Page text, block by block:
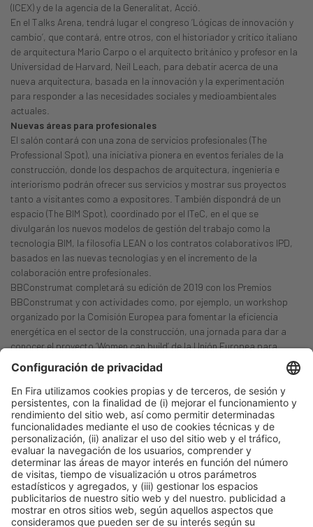
(ICEX) y de la agencia de la Generalitat, Acció.
En el Talks Arena, tendrá lugar el congreso ‘Lógicas de innovación y
cambio’, que contará, entre otros, con el historiador y crítico italiano
de arquitectura Mario Carpo o el arquitecto británico y profesor en la
Universidad de Harvard, Neil Leach, para debatir acerca de una
nueva arquitectura, basada en la innovación y la experimentación
para responder a las necesidades sociales y medioambientales
actuales.
Nuevas áreas para profesionales
El salón contará con una zona de servicios profesionales (The
Professional Spot), una iniciativa pionera en eventos feriales de la
construcción, donde los despachos de arquitectura, ingeniería e
interiorismo podrán ofrecer sus servicios y mostrar sus proyectos
tanto a visitantes como a expositores. También dispondrá de un
espacio (The BIM Spot), coordinado por el ITeC, en el que se
divulgarán los nuevos modelos de gestión del trabajo como la
tecnología BIM, la filosofía LEAN o los contratos colaborativos IPD,
basados en las nuevas tecnologías y en el incremento de la
colaboración entre profesionales.
BBConstrumat completará su edición de 2019 con los Premios
BBConstrumat y con actividades como, por ejemplo, un workshop
organizado por la Comisión Europea para fomentar la eficiencia
energética en el sector de la construcción, una jornada para dar a
conocer el proyecto ‘Women can build’ de la Unión Europea para
incrementar la presencia femenina, a través de la formación, en la
construcción o un Job Market Place organizado por Barcelona Activa
para profesionales en busca de empleo.
Barcelona, 3 de mayo de 2019
Contactos
Name: Edu Pérez Moya
Phone: 93 233 21 66
Email:eperezm@firabarcelona.com
Company: